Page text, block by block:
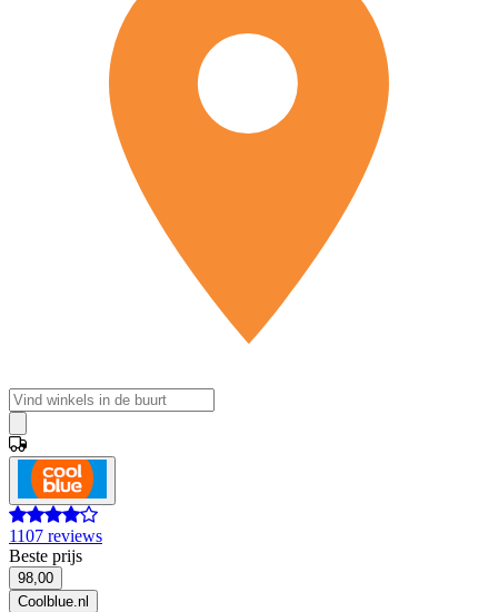
1107 reviews
Beste prijs
98,00
Coolblue.nl